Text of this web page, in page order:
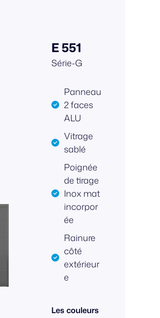
E 551
Série-G
Panneau
2 faces
ALU
Vitrage
sablé
Poignée
de tirage
Inox mat
incorpor
ée
Rainure
côté
extérieur
e
Les couleurs